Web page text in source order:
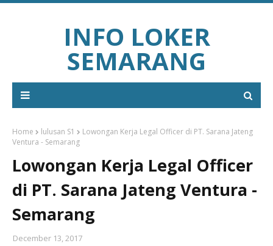
INFO LOKER
SEMARANG
Home lulusan S1
Lowongan Kerja Legal Officer di PT. Sarana Jateng
Ventura - Semarang
Lowongan Kerja Legal Officer
di PT. Sarana Jateng Ventura -
Semarang
December 13, 2017